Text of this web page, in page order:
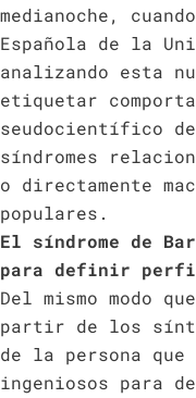
medianoche,
Española de la
analizando esta
etiquetar
seudocientífico
síndromes
o directamente
populares.
El síndrome de
para definir
Del mismo modo
partir de los
de la persona
ingeniosos para